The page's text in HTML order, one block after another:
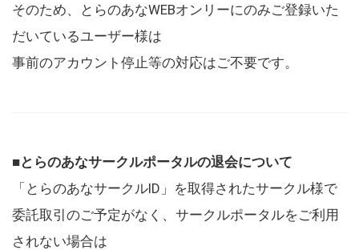
そのため、とらのあなWEBオンリーにのみご登録いた
だいているユーザー様は
事前のアカウント停止等の対応はご不要です。
■とらのあなサークルポータルの退会について
「とらのあなサークルID」を取得されたサークル様で
委託取引のご予定がなく、サークルポータルをご利用
されない場合は